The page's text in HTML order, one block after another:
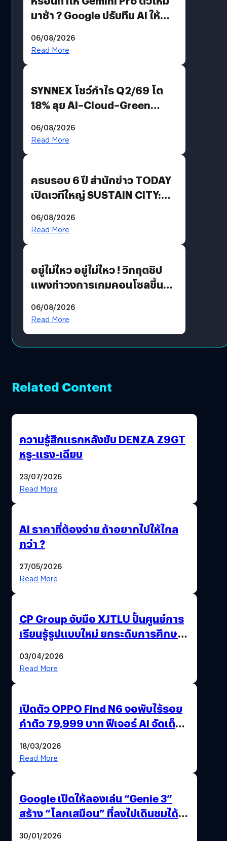
มาช้า ? Google ปรับทีม AI ให้
AGI
06/08/2026
Read More
SYNNEX โชว์กำไร Q2/69 โต
18% ลุย AI–Cloud–Green
Revenue เร่งเครื่อง New
06/08/2026
Read More
ครบรอบ 6 ปี สำนักข่าว TODAY
เปิดเวทีใหญ่ SUSTAIN CITY:
แนวทางปรับตัวสู่เศรษฐกิจสี
06/08/2026
Read More
อยู่ไม่ไหว อยู่ไม่ไหว ! วิกฤตชิป
แพงทำวงการเกมคอนโซลขึ้น
?
06/08/2026
Read More
Related Content
ความรู้สึกแรกหลังขับ DENZA Z9GT
หรู-แรง-เฉียบ
23/07/2026
Read More
AI ราคาที่ต้องจ่าย ถ้าอยากไปให้ไกล
กว่า ?
27/05/2026
Read More
CP Group จับมือ XJTLU ปั้นศูนย์การ
เรียนรู้รูปแบบใหม่ ยกระดับการศึกษา
03/04/2026
Read More
เปิดตัว OPPO Find N6 จอพับไร้รอย
ค่าตัว 79,999 บาท ฟีเจอร์ AI จัดเต็ม
18/03/2026
Read More
Google เปิดให้ลองเล่น “Genie 3”
สร้าง “โลกเสมือน” ที่ลงไปเดินชมได้
30/01/2026